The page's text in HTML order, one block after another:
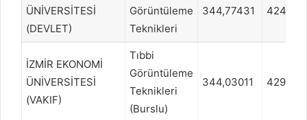
ÜNİVERSİTESİ
(DEVLET)
Görüntüleme
Teknikleri
344,77431 424780
İZMİR EKONOMİ
ÜNİVERSİTESİ
(VAKIF)
Tıbbi
Görüntüleme
Teknikleri
(Burslu)
344,03011 429287